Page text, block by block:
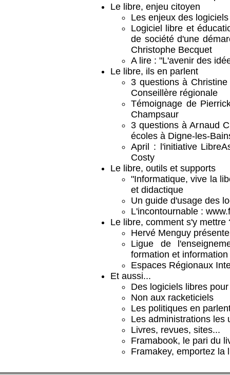
Le libre, enjeu citoyen
Les enjeux des
Logiciel libre et
de société d'une
Christophe Becquet
A lire : "L'avenir des
Le libre, ils en parlent
3 questions à
Conseillère régionale
Témoignage de
Champsaur
3 questions à Arnaud
écoles à Digne-les-
April : l'initiative
Costy
Le libre, outils et supports
"Informatique, vive la
et didactique
Un guide d'usage des
L'incontournable :
Le libre, comment s'y mettre
Hervé Menguy
Ligue de
formation et information
Espaces Régionaux
Et aussi...
Des logiciels libres
Non aux racketiciels
Les politiques en
Les administrations les
Livres, revues, sites...
Framabook, le pari du
Framakey, emportez la